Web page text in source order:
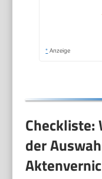
* Anzeige
Checkliste:
der